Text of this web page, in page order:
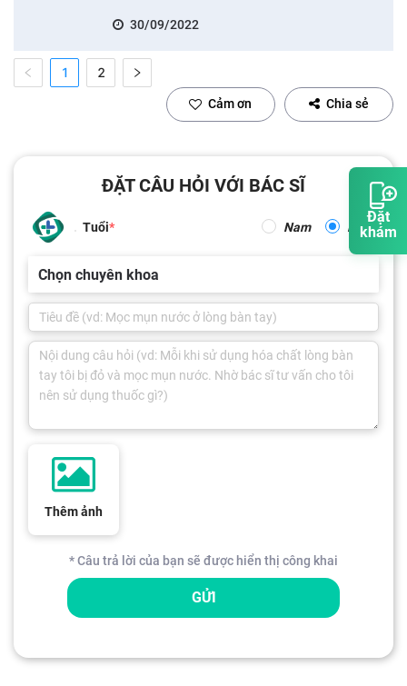
Đặt
khám
30/09/2022
1 2
Cảm ơn Chia sẻ
ĐẶT CÂU HỎI VỚI BÁC SĨ
Tuổi Nam Nữ
Chọn chuyên khoa
Thêm ảnh
* Câu trả lời của bạn sẽ được hiển thị công khai
GỬI